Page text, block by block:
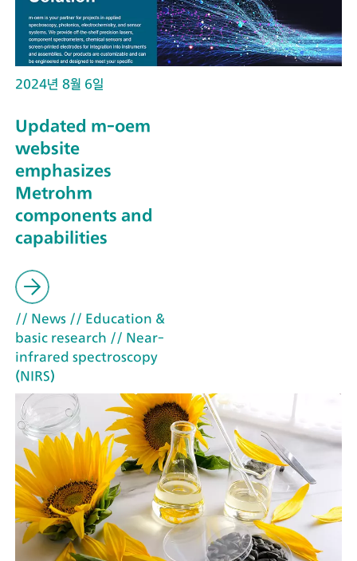
2024년 8월 6일
Updated m-oem
website
emphasizes
Metrohm
components and
capabilities
// News // Education &
basic research // Near-
infrared spectroscopy
(NIRS)